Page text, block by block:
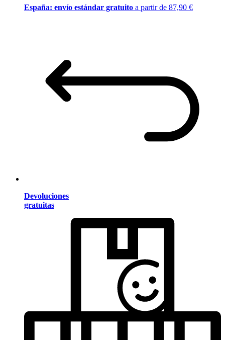
España: envío estándar gratuito a partir de 87,90 €
Devoluciones
gratuitas